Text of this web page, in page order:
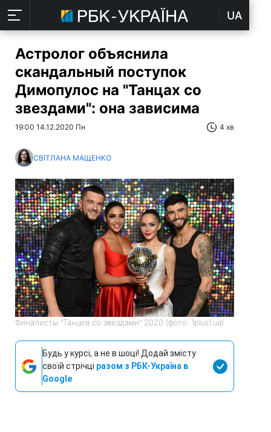
UA
Астролог объяснила
скандальный поступок
Димопулос на "Танцах со
звездами": она зависима
19:00 14.12.2020 Пн 4 хв
СВІТЛАНА МАЩЕНКО
Финалисты "Танцев со звездами" 2020 (фото: 1plus1.ua)
Будь у курсі, а не в шоці! Додай змісту
своїй стрічці разом з РБК-Україна в
Google